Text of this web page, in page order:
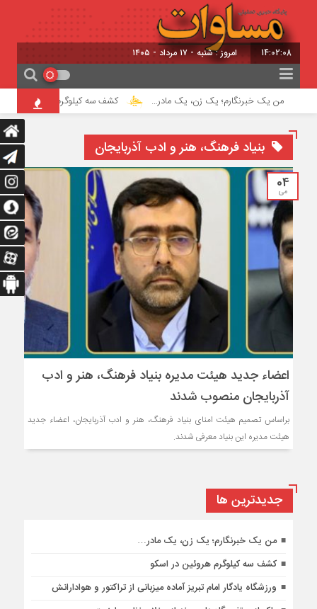
14:02:09 امروز : شنبه - ۱۷ مرداد - ۱۴۰۵
من یک خبرنگارم؛ یک زن، یک مادر… کشف سه کیلوگرم هروئین در اسکو
بنیاد فرهنگ، هنر و ادب آذربایجان
04
می
اعضاء جدید هیئت مدیره بنیاد فرهنگ، هنر و ادب
آذربایجان منصوب شدند
براساس تصمیم هیئت امنای بنیاد فرهنگ،‌ هنر و ادب آذربایجان، اعضاء جدید
هیئت مدیره این بنیاد معرفی شدند.
جديدترين ها
من یک خبرنگارم؛ یک زن، یک مادر…
کشف سه کیلوگرم هروئین در اسکو
ورزشگاه یادگار امام تبریز آماده میزبانی از تراکتور و هوادارانش